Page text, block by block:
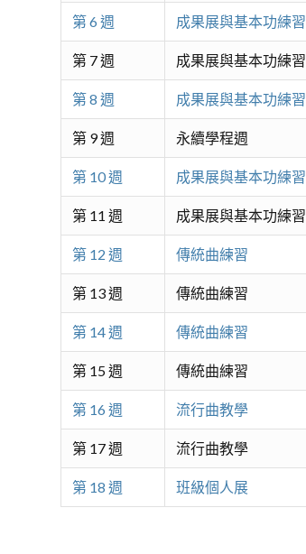
第 6 週 成果展與基本功練習
第 7 週 成果展與基本功練習
第 8 週 成果展與基本功練習
第 9 週 永續學程週
第 10 週 成果展與基本功練習
第 11 週 成果展與基本功練習
第 12 週 傳統曲練習
第 13 週 傳統曲練習
第 14 週 傳統曲練習
第 15 週 傳統曲練習
第 16 週 流行曲教學
第 17 週 流行曲教學
第 18 週 班級個人展